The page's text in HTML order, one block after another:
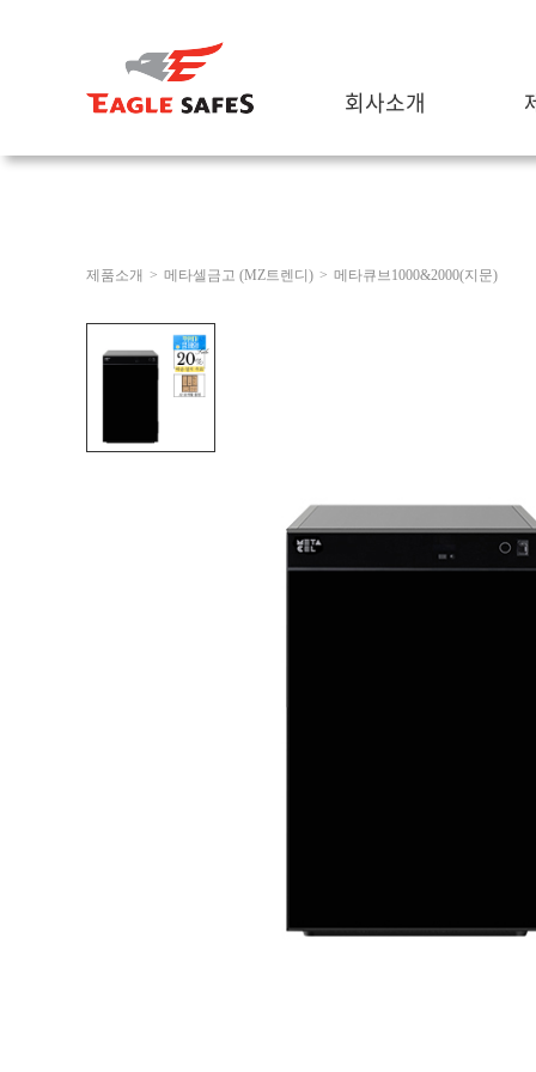
회사소개
제품소개 > 메타셀금고 (MZ트렌디) > 메타큐브1000&2000(지문)